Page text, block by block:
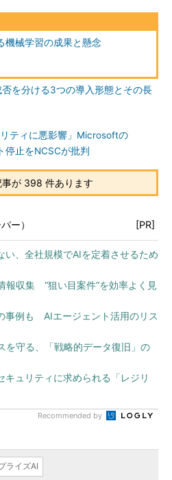
機械学習の成果と懸念
を分ける3つの導入形態とその長
リティに悪影響」Microsoftの
停止をNCSCが批判
が 398 件あります
ー） [PR]
い、全社規模でAIを定着させるため
報収集 “狙い目案件”を効率よく見
事例も AIエージェント活用のリス
を守る、「戦略的データ復旧」の
キュリティに求められる「レジリ
Recommended by
ライズAI